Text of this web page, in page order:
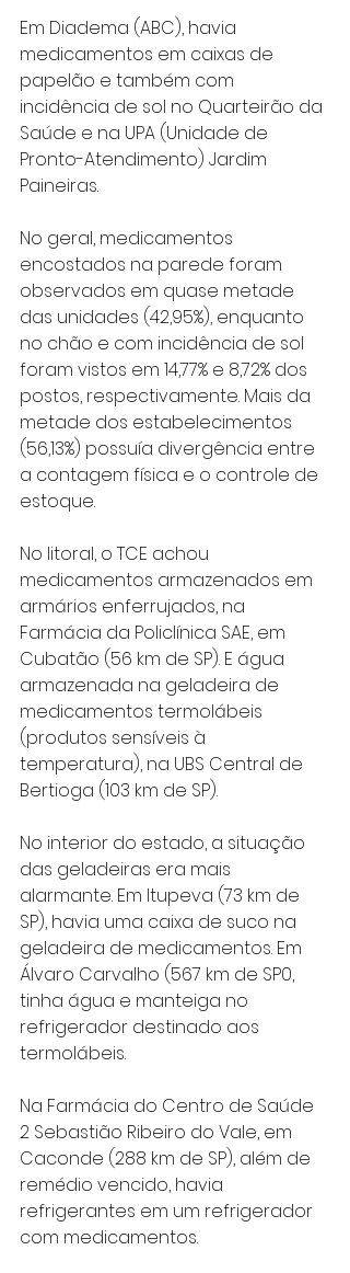
Em Diadema (ABC), havia
medicamentos em caixas de
papelão e também com
incidência de sol no Quarteirão da
Saúde e na UPA (Unidade de
Pronto-Atendimento) Jardim
Paineiras.
No geral, medicamentos
encostados na parede foram
observados em quase metade
das unidades (42,95%), enquanto
no chão e com incidência de sol
foram vistos em 14,77% e 8,72% dos
postos, respectivamente. Mais da
metade dos estabelecimentos
(56,13%) possuía divergência entre
a contagem física e o controle de
estoque.
No litoral, o TCE achou
medicamentos armazenados em
armários enferrujados, na
Farmácia da Policlínica SAE, em
Cubatão (56 km de SP). E água
armazenada na geladeira de
medicamentos termolábeis
(produtos sensíveis à
temperatura), na UBS Central de
Bertioga (103 km de SP).
No interior do estado, a situação
das geladeiras era mais
alarmante. Em Itupeva (73 km de
SP), havia uma caixa de suco na
geladeira de medicamentos. Em
Álvaro Carvalho (567 km de SP0,
tinha água e manteiga no
refrigerador destinado aos
termolábeis.
Na Farmácia do Centro de Saúde
2 Sebastião Ribeiro do Vale, em
Caconde (288 km de SP), além de
remédio vencido, havia
refrigerantes em um refrigerador
com medicamentos.